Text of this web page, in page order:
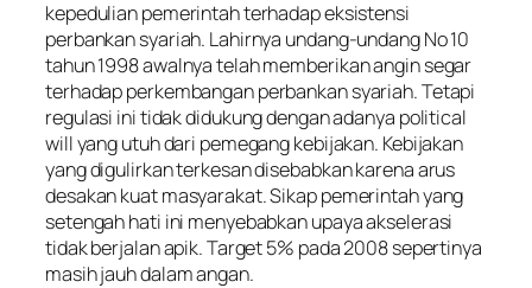
kepedulian pemerintah terhadap eksistensi
perbankan syariah. Lahirnya undang-undang No 10
tahun 1998 awalnya telah memberikan angin segar
terhadap perkembangan perbankan syariah. Tetapi
regulasi ini tidak didukung dengan adanya political
will yang utuh dari pemegang kebijakan. Kebijakan
yang digulirkan terkesan disebabkan karena arus
desakan kuat masyarakat. Sikap pemerintah yang
setengah hati ini menyebabkan upaya akselerasi
tidak berjalan apik. Target 5% pada 2008 sepertinya
masih jauh dalam angan.